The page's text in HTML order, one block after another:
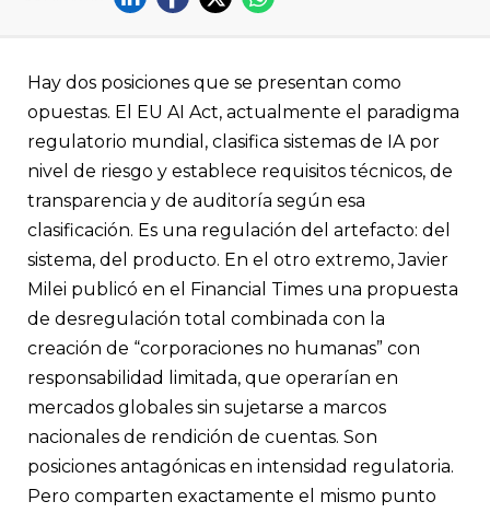
El debate global sobre inteligencia artificial tiene un problema
todos discuten cómo regularla, nadie pregunta qué se está
omisión es profundamente problemática.
Hay dos posiciones que se presentan como
opuestas. El EU AI Act, actualmente el paradigma
regulatorio mundial, clasifica sistemas de IA por
nivel de riesgo y establece requisitos técnicos, de
transparencia y de auditoría según esa
clasificación. Es una regulación del artefacto: del
sistema, del producto. En el otro extremo, Javier
Milei publicó en el Financial Times una propuesta
de desregulación total combinada con la
creación de “corporaciones no humanas” con
responsabilidad limitada, que operarían en
mercados globales sin sujetarse a marcos
nacionales de rendición de cuentas. Son
posiciones antagónicas en intensidad regulatoria.
Pero comparten exactamente el mismo punto